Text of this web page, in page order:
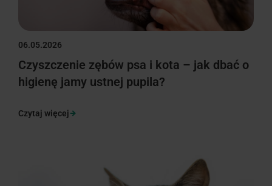
06.05.2026
Czyszczenie zębów psa i kota – jak dbać o
higienę jamy ustnej pupila?
Czytaj więcej